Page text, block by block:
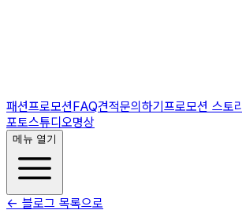
패션프로모션FAQ견적문의하기프로모션 스토리
포토스튜디오명상
메뉴 열기
← 블로그 목록으로